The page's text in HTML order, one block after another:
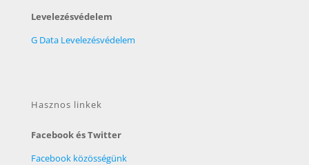
Levelezésvédelem
G Data Levelezésvédelem
Hasznos linkek
Facebook és Twitter
Facebook közösségünk